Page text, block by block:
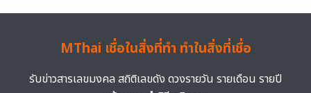
MThai เชื่อในสิ่งที่ทำ ทำในสิ่งที่เชื่อ
รับข่าวสารเลขมงคล สถิติเลขดัง ดวงรายวัน รายเดือน รายปี